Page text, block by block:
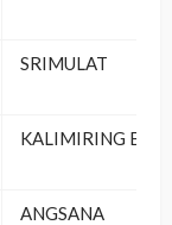
SRIMULAT
KALIMIRING BF
ANGSANA